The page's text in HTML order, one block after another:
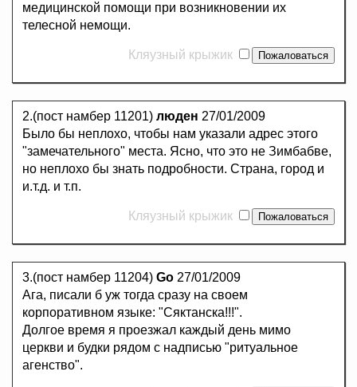
медицинской помощи при возникновении их
телесной немощи.
Кляузный крыжик
2.(пост намбер 11201) люден 27/01/2009
Было бы неплохо, чтобы нам указали адрес этого
"замечательного" места. Ясно, что это не Зимбабве,
но неплохо бы знать подробности. Страна, город и
и.т.д. и т.п.
Кляузный крыжик
3.(пост намбер 11204) Go 27/01/2009
Ага, писали б уж тогда сразу на своем
корпоративном языке: "Сяктанска!!!".
Долгое время я проезжал каждый день мимо
церкви и будки рядом с надписью "ритуальное
агенство".